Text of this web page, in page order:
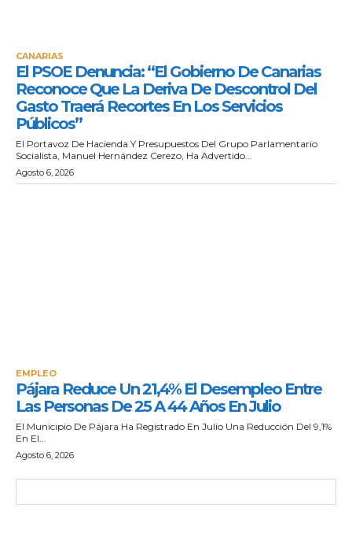
CANARIAS
El PSOE Denuncia: “El Gobierno De Canarias
Reconoce Que La Deriva De Descontrol Del
Gasto Traerá Recortes En Los Servicios
Públicos”
El Portavoz De Hacienda Y Presupuestos Del Grupo Parlamentario
Socialista, Manuel Hernández Cerezo, Ha Advertido...
Agosto 6, 2026
EMPLEO
Pájara Reduce Un 21,4% El Desempleo Entre
Las Personas De 25 A 44 Años En Julio
El Municipio De Pájara Ha Registrado En Julio Una Reducción Del 9,1%
En El...
Agosto 6, 2026